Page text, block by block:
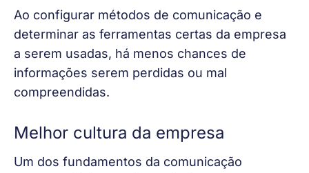
Ao configurar métodos de comunicação e
determinar as ferramentas certas da empresa
a serem usadas, há menos chances de
informações serem perdidas ou mal
compreendidas.
Melhor cultura da empresa
Um dos fundamentos da comunicação